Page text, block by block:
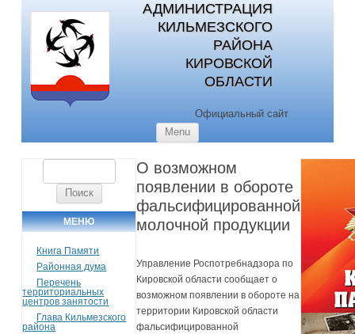
АДМИНИСТРАЦИЯ
КИЛЬМЕЗСКОГО
РАЙОНА
КИРОВСКОЙ
ОБЛАСТИ
Официальный сайт
Menu
МЕНЮ
Книга Памяти
Районная дума
Перечень
территориальных
центров занятости
Глава Кильмезского
района
О возможном
появлении в обороте
фальсифицированной
молочной продукции
Управление Роспотребнадзора по
Кировской области сообщает о
возможном появлении в обороте на
территории Кировской области
фальсифицированной